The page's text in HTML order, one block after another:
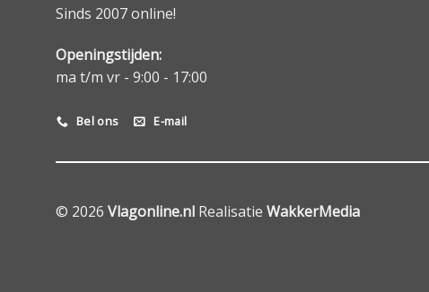
Sinds 2007 online!
Openingstijden:
ma t/m vr - 9:00 - 17:00
Bel ons E-mail
© 2026 Vlagonline.nl Realisatie WakkerMedia